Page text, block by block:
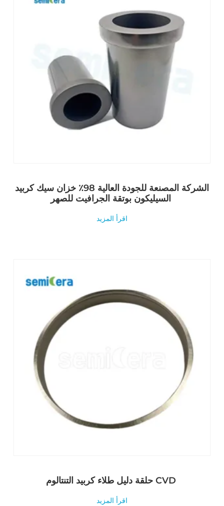
الشركة المصنعة للجودة العالية 98٪ خزان سيك كربيد
اقرأ المزيد
حلقة دليل طلاء كربيد التنتالوم CVD
اقرأ المزيد